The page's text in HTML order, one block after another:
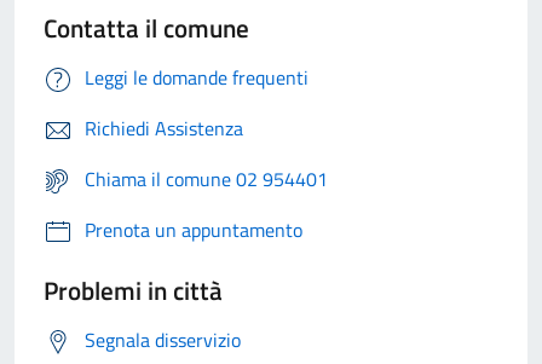
Contatta il comune
Leggi le domande frequenti
Richiedi Assistenza
Chiama il comune 02 954401
Prenota un appuntamento
Problemi in città
Segnala disservizio